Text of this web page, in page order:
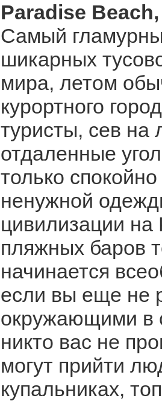
Paradise
Самый
шикарных
мира, летом
курортного
туристы, сев на
отдаленные
только
ненужной
цивилизации на
пляжных баров
начинается
если вы еще не
окружающими в
никто вас не
могут прийти
купальниках,